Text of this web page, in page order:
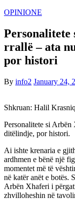
OPINIONE
rrallë – ata
por histori
By info2 January 24,
Shkruan: Halil
Personalitete si
ditëlindje, por histori.
Ai ishte krenaria e
ardhmen e bënë një
momentet më të
në katër anët e botës.
Arbën Xhaferi i
zhvilloheshin në